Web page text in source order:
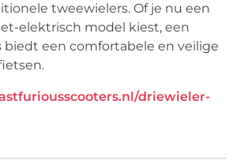
tweewielers. Of je nu een
elektrisch model kiest, een
biedt een comfortabele en veilige
driewieler-